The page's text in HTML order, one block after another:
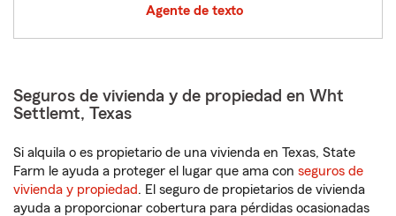
Agente de texto
Seguros de vivienda y de propiedad en Wht
Settlemt, Texas
Si alquila o es propietario de una vivienda en Texas, State
Farm le ayuda a proteger el lugar que ama con seguros de
vivienda y propiedad. El seguro de propietarios de vivienda
ayuda a proporcionar cobertura para pérdidas ocasionadas